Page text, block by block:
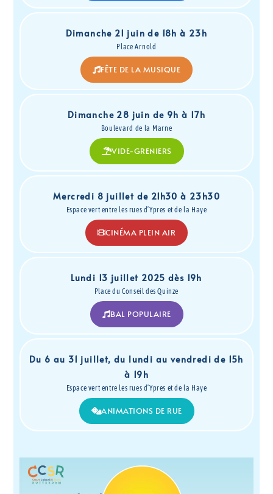
Dimanche 21 juin de 18h à 23h
Place Arnold
FÊTE DE LA MUSIQUE
Dimanche 28 juin de 9h à 17h
Boulevard de la Marne
VIDE-GRENIERS
Mercredi 8 juillet de 21h30 à 23h30
Espace vert entre les rues d’Ypres et de la Haye
CINÉMA PLEIN AIR
Lundi 13 juillet 2025 dès 19h
Place du Conseil des Quinze
BAL POPULAIRE
Du 6 au 31 juillet, du lundi au vendredi de 15h
à 19h
Espace vert entre les rues d’Ypres et de la Haye
ANIMATIONS DE RUE